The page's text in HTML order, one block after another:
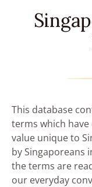
This database
terms which
value unique to
by Singaporeans
the terms are
our everyday